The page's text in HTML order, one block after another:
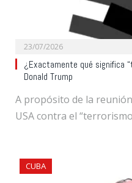
23/07/2026
¿Exactamente qué significa
Donald Trump
A propósito de la
USA contra el
CUBA